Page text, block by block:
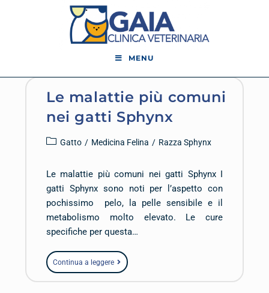
MENU
Le malattie più comuni
nei gatti Sphynx
Gatto / Medicina Felina / Razza Sphynx
Le malattie più comuni nei gatti Sphynx I
gatti Sphynx sono noti per l’aspetto con
pochissimo pelo, la pelle sensibile e il
metabolismo molto elevato. Le cure
specifiche per questa…
Continua a leggere